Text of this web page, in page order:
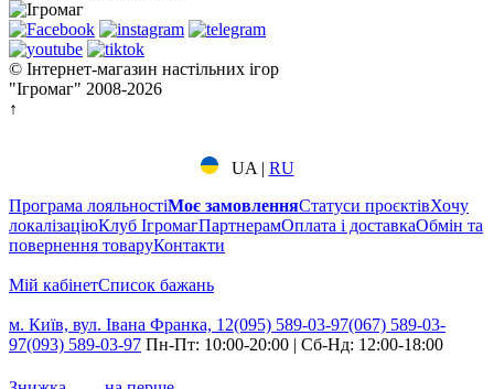
© Інтернет-магазин настільних ігор
"Ігромаг" 2008-2026
↑
UA | RU
Програма лояльностіМоє замовленняСтатуси проєктівХочу
локалізаціюКлуб ІгромагПартнерамОплата і доставкаОбмін та
повернення товаруКонтакти
Мій кабінетCписок бажань
м. Київ, вул. Івана Франка, 12(095) 589-03-97(067) 589-03-
97(093) 589-03-97 Пн-Пт: 10:00-20:00 | Сб-Нд: 12:00-18:00